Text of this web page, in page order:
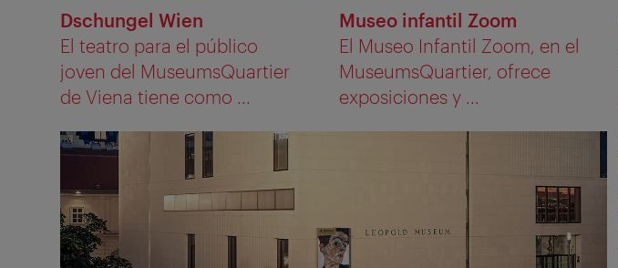
Dschungel Wien
El teatro para el público
joven del MuseumsQuartier
de Viena tiene como ...
Museo infantil Zoom
El Museo Infantil Zoom, en el
MuseumsQuartier, ofrece
exposiciones y ...